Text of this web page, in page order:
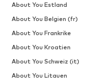
About You Estland
About You Belgien (fr)
About You Frankrike
About You Kroatien
About You Schweiz (it)
About You Litauen